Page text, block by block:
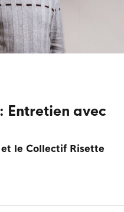
Entretien avec
le Collectif Risette